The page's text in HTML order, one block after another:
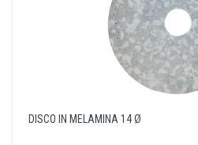
DISCO IN MELAMINA 14 Ø